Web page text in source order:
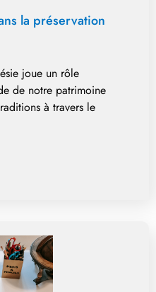
la préservation
joue un rôle
de notre patrimoine
à travers le